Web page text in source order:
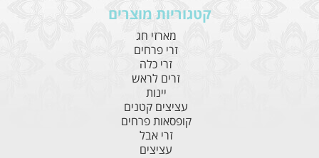
קטגוריות מוצרים
מארזי חג
זרי פרחים
זרי כלה
זרים לראש
יינות
עציצים קטנים
קופסאות פרחים
זרי אבל
עציצים